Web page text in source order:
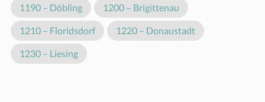
1190 – Döbling 1200 – Brigittenau
1210 – Floridsdorf 1220 – Donaustadt
1230 – Liesing